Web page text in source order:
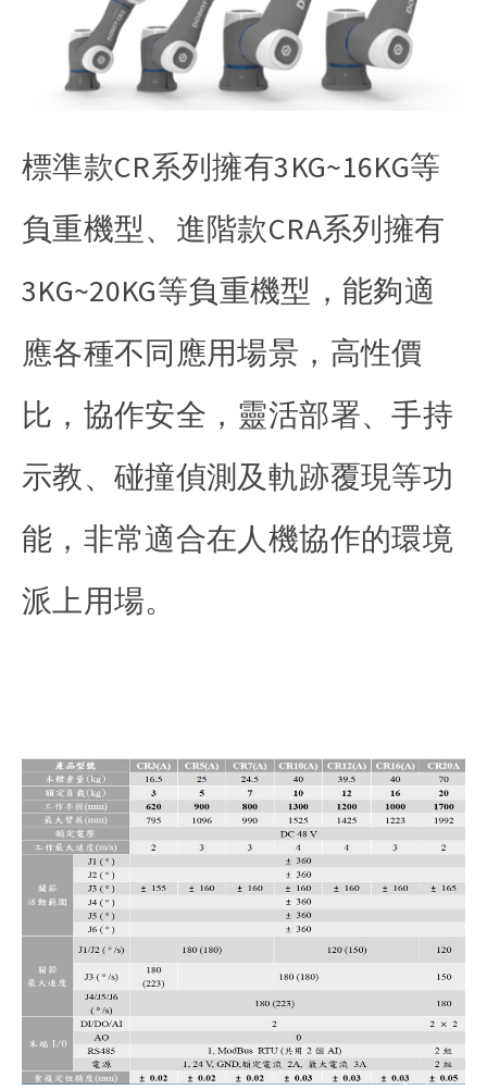
標準款CR系列擁有3KG~16KG等
負重機型、進階款CRA系列擁有
3KG~20KG等負重機型，能夠適
應各種不同應用場景，高性價
比，協作安全，靈活部署、手持
示教、碰撞偵測及軌跡覆現等功
能，非常適合在人機協作的環境
派上用場。